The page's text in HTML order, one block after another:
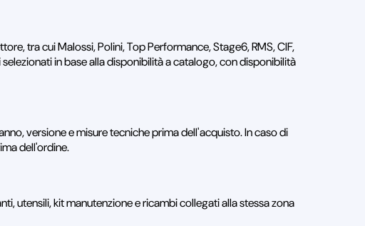
tra cui Malossi, Polini, Top Performance, Stage6, RMS, CIF,
in base alla disponibilità a catalogo, con disponibilità
versione e misure tecniche prima dell'acquisto. In caso di
dell'ordine.
utensili, kit manutenzione e ricambi collegati alla stessa zona